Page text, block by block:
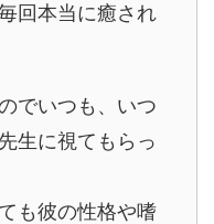
回本当に癒され
でいつも、いつ
生に視てもらっ
も彼の性格や嗜